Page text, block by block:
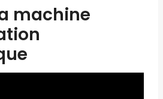
machine